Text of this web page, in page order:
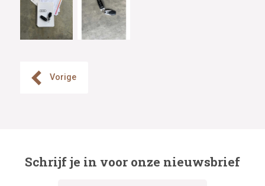
Vorige
Schrijf je in voor onze nieuwsbrief